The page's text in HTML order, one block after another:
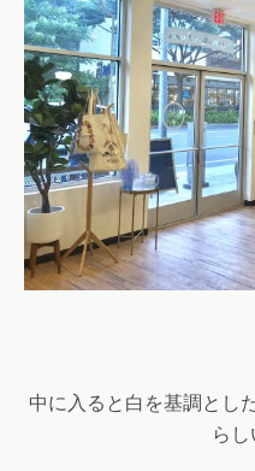
中に入ると白を基調とし
らし